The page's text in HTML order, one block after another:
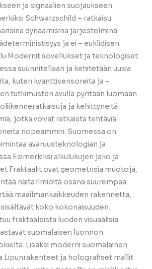
ja signaalien suojaukseen
Schwarzschild – ratkaisu
dynaamisina järjestelminä.
ja ei – euklidisen
Modernit sovellukset ja teknologiset
suunnitellaan ja kehitetään uusia
kuten kvanttisensoreita ja –
tutkimusten avulla pyritään luomaan
ja kehittyneitä
jotka voivat ratkaista tehtäviä
nopeammin. Suomessa on
avaruusteknologian ja
Esimerkiksi alkulukujen jako ja
Fraktaalit ovat geometrisia muotoja,
näitä ilmiöitä osana suurempaa
maailmankaikkeuden rakennetta,
koko kokonaisuuden.
fraktaaleista luoden visuaalisia
suomalaisen luonnon
Lisäksi moderni suomalainen
Lipunrakenteet ja holografiset mallit